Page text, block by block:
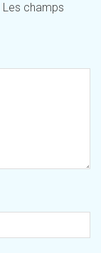
Les champs